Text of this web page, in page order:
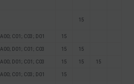
15
A00; C01; C03; D01 15
A00; D01; C01; C03 15 15
A00; D01; C01; C03 15 15 15
A00; C01; C03; D01 15